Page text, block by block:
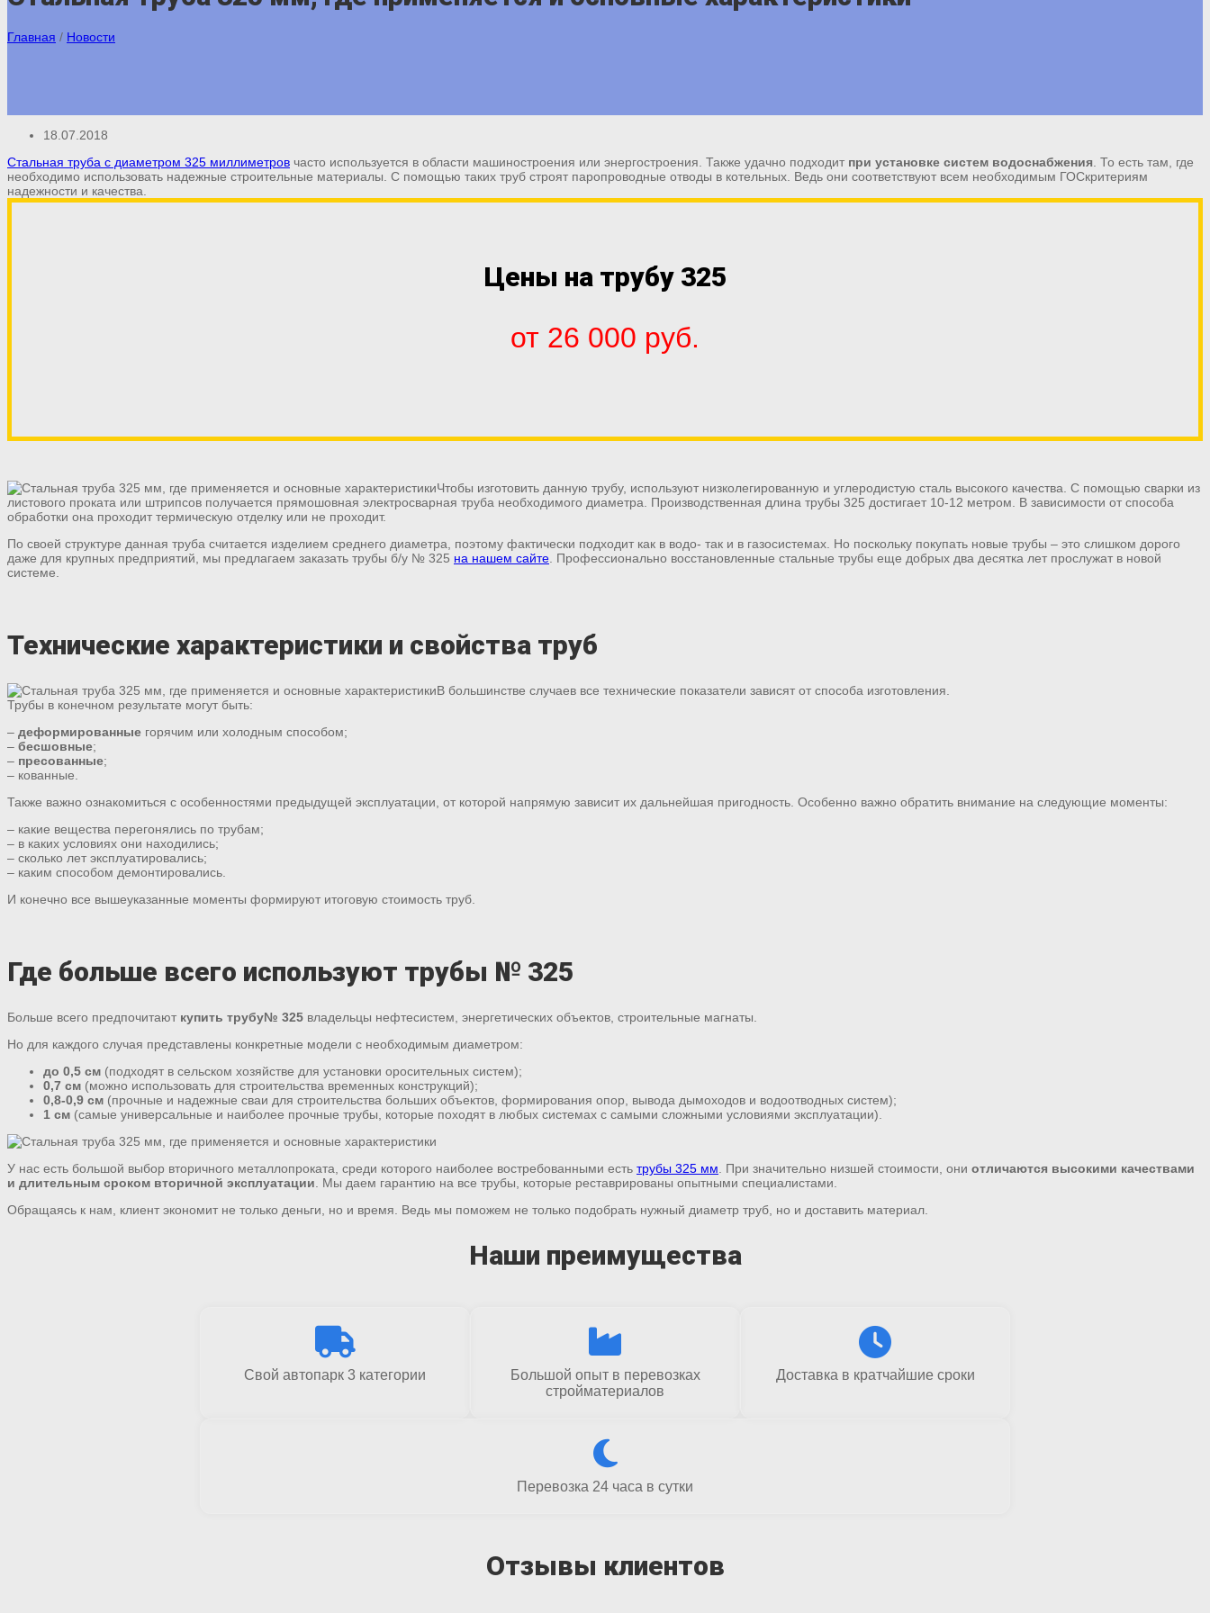
Главная / Новости
18.07.2018
Стальная труба с диаметром 325 миллиметров часто используется в области машиностроения или энергостроения. Также удачно подходит при установке систем водоснабжения . То есть там, где
необходимо использовать надежные строительные материалы. С помощью таких труб строят паропроводные отводы в котельных. Ведь они соответствуют всем необходимым ГОСкритериям
надежности и качества.
Цены на трубу 325
от 26 000 руб.
Чтобы изготовить данную трубу, используют низколегированную и углеродистую сталь высокого качества. С помощью сварки из
листового проката или штрипсов получается прямошовная электросварная труба необходимого диаметра. Производственная длина трубы 325 достигает 10-12 метром. В зависимости от способа
обработки она проходит термическую отделку или не проходит.
По своей структуре данная труба считается изделием среднего диаметра, поэтому фактически подходит как в водо- так и в газосистемах. Но поскольку покупать новые трубы – это слишком дорого
даже для крупных предприятий, мы предлагаем заказать трубы б/у № 325 на нашем сайте . Профессионально восстановленные стальные трубы еще добрых два десятка лет прослужат в новой
системе.
Технические характеристики и свойства труб
В большинстве случаев все технические показатели зависят от способа изготовления.
Трубы в конечном результате могут быть:
– деформированные горячим или холодным способом;
– бесшовные;
– пресованные;
– кованные.
Также важно ознакомиться с особенностями предыдущей эксплуатации, от которой напрямую зависит их дальнейшая пригодность. Особенно важно обратить внимание на следующие моменты:
– какие вещества перегонялись по трубам;
– в каких условиях они находились;
– сколько лет эксплуатировались;
– каким способом демонтировались.
И конечно все вышеуказанные моменты формируют итоговую стоимость труб.
Где больше всего используют трубы № 325
Больше всего предпочитают купить трубу№ 325 владельцы нефтесистем, энергетических объектов, строительные магнаты.
Но для каждого случая представлены конкретные модели с необходимым диаметром:
до 0,5 см (подходят в сельском хозяйстве для установки оросительных систем);
0,7 см (можно использовать для строительства временных конструкций);
0,8-0,9 см (прочные и надежные сваи для строительства больших объектов, формирования опор, вывода дымоходов и водоотводных систем);
1 см (самые универсальные и наиболее прочные трубы, которые походят в любых системах с самыми сложными условиями эксплуатации).
У нас есть большой выбор вторичного металлопроката, среди которого наиболее востребованными есть трубы 325 мм . При значительно низшей стоимости, они отличаются высокими качествами
и длительным сроком вторичной эксплуатации . Мы даем гарантию на все трубы, которые реставрированы опытными специалистами.
Обращаясь к нам, клиент экономит не только деньги, но и время. Ведь мы поможем не только подобрать нужный диаметр труб, но и доставить материал.
Наши преимущества
Свой автопарк 3 категории
Большой опыт в перевозках
стройматериалов
Доставка в кратчайшие сроки
Перевозка 24 часа в сутки
Отзывы клиентов